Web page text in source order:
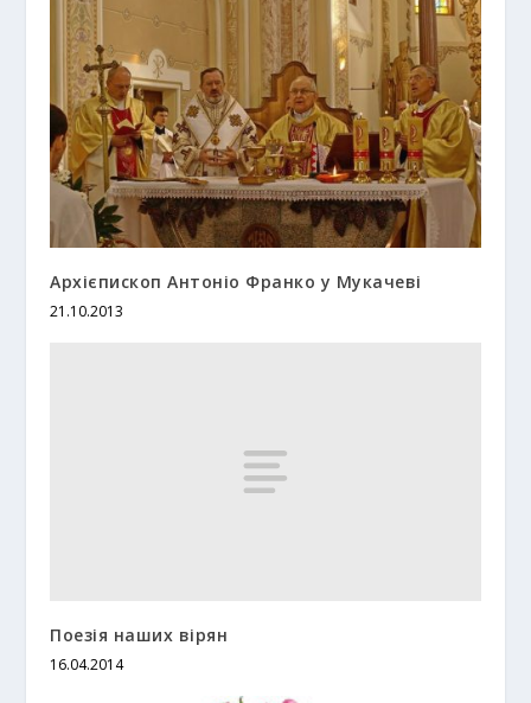
Архієпископ Антоніо Франко у Мукачеві
21.10.2013
Поезія наших вірян
16.04.2014